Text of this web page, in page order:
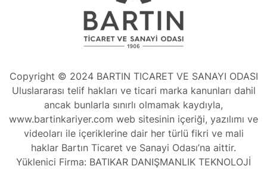
Copyright © 2024 BARTIN TICARET VE SANAYI ODASI
Uluslararası telif hakları ve ticari marka kanunları dahil
ancak bunlarla sınırlı olmamak kaydıyla,
www.bartinkariyer.com web sitesinin içeriği, yazılımı ve
videoları ile içeriklerine dair her türlü fikri ve mali
haklar Bartın Ticaret ve Sanayi Odası’na aittir.
Yüklenici Firma: BATIKAR DANIŞMANLIK TEKNOLOJİ